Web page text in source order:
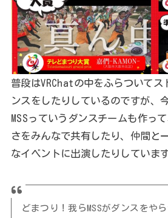
普段はVRChatの中をふらついてス
ンスをしたりしているのですが、
MSSっていうダンスチームも作っ
さをみんなで共有したり、仲間と
なイベントに出演したりしています
どまつり！我らMSSがダンスをや